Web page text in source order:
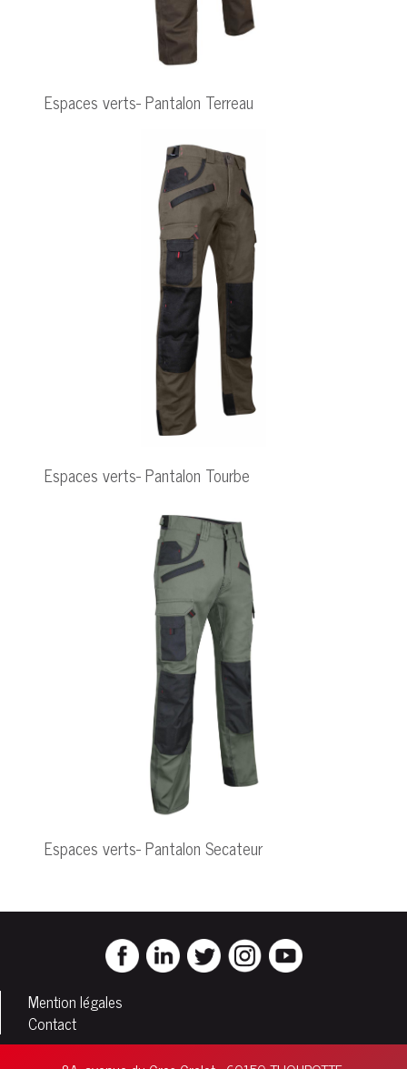
Espaces verts- Pantalon Terreau
Espaces verts- Pantalon Tourbe
Espaces verts- Pantalon Secateur
Mention légales
Contact